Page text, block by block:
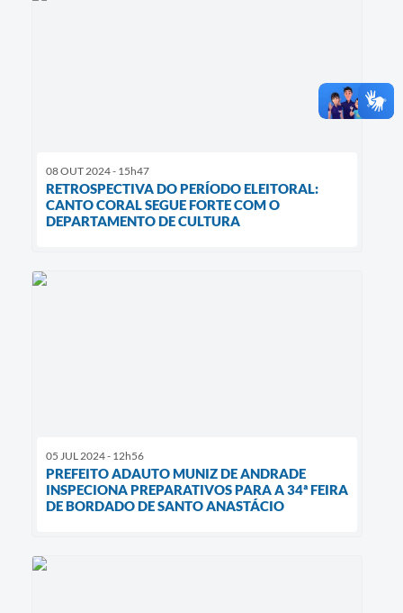
08 OUT 2024 - 15h47
RETROSPECTIVA DO PERÍODO ELEITORAL:
CANTO CORAL SEGUE FORTE COM O
DEPARTAMENTO DE CULTURA
05 JUL 2024 - 12h56
PREFEITO ADAUTO MUNIZ DE ANDRADE
INSPECIONA PREPARATIVOS PARA A 34ª FEIRA
DE BORDADO DE SANTO ANASTÁCIO